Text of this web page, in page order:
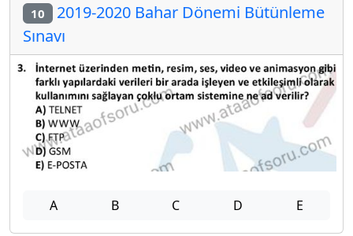
10 2019-2020 Bahar Dönemi Bütünleme
Sınavı
A B C D E